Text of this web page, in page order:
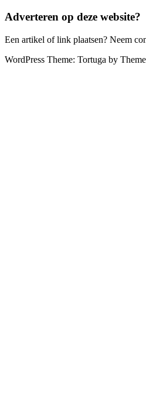
Adverteren op deze website?
Een artikel of link plaatsen? Neem
WordPress Theme: Tortuga by